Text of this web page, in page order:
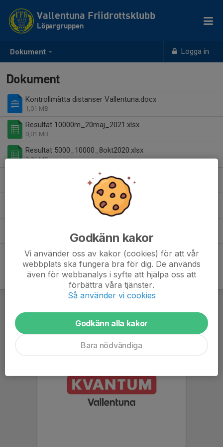
Dokument Logga in
Vallentuna Friidrottsklubb
Löpargruppen
Dokument
Kontrollmätta distanser Vallentuna.docx
1,01 MB
Resultat 10000m_20maj_2021.xlsx
0,01 MB
Resultat 5000_10000_8okt2020.xlsx
0,01 MB
Resultat 5000_6maj_2021.xlsx
Testlopp 1_14maj_2020_5000m.xlsx
Godkänn kakor
Vi använder oss av kakor (cookies) för att vår
webbplats ska fungera bra för dig. De används
även för webbanalys i syfte att hjälpa oss att
förbättra våra tjänster.
Så använder vi cookies
Godkänn alla kakor
Bara nödvändiga